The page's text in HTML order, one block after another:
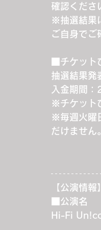
確認くださ
※抽選結果
ご自身でご
■チケット
抽選結果
入金期間
※チケット
※毎週火曜
だけません。
【公演情報】
■公演名
Hi-Fi